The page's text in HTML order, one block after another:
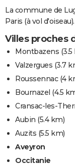
La commune de
Paris (à vol d'oiseau).
Villes proches
Montbazens
Valzergues (3.7
Roussennac(4
Bournazel (4.5
Cransac-les-
Aubin (5.4 km)
Auzits (5.5 km)
Aveyron
Occitanie